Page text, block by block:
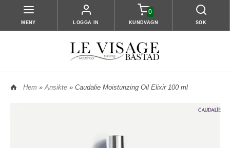
MENY LOGGA IN
0
KUNDVAGN SÖK
Hem » Ansikte » Caudalie Moisturizing Oil Elixir 100 ml